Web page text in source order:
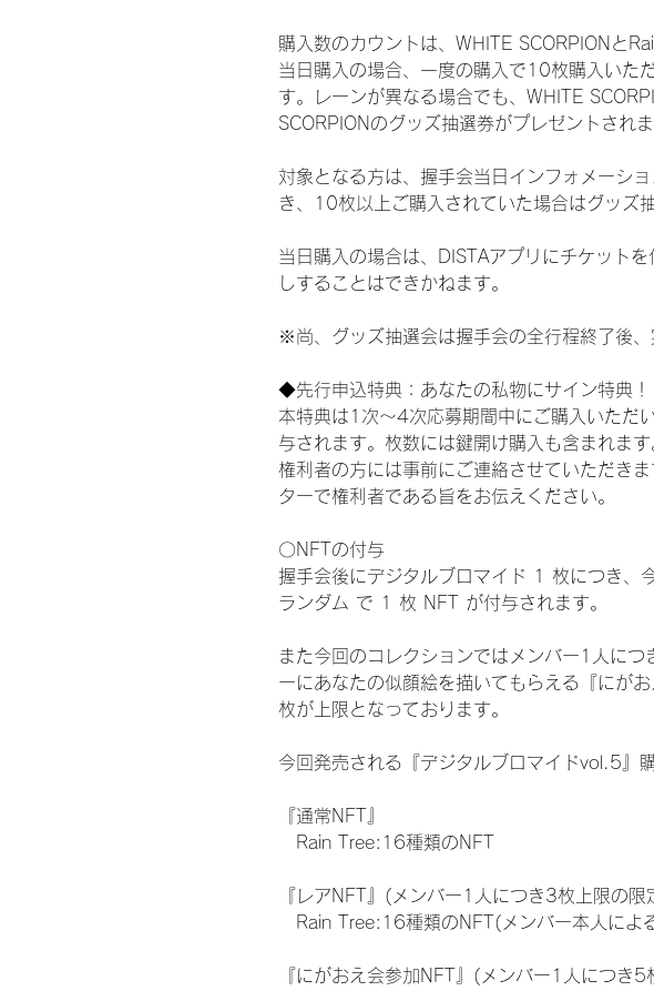
購入数のカウントは、WHITE SCORPIONと
当日購入の場合、一度の購入で10枚購入いた
す。レーンが異なる場合でも、WHITE
SCORPIONのグッズ抽選券がプレゼントされ
対象となる方は、握手会当日インフォメーシ
き、10枚以上ご購入されていた場合はグッズ
当日購入の場合は、DISTAアプリにチケット
しすることはできかねます。
※尚、グッズ抽選会は握手会の全行程終了後
◆先行申込特典：あなたの私物にサイン特典！
本特典は1次〜4次応募期間中にご購入いただ
与されます。枚数には鍵開け購入も含まれます
権利者の方には事前にご連絡させていただき
ターで権利者である旨をお伝えください。
〇NFTの付与
握手会後にデジタルブロマイド 1 枚につき、
ランダム で 1 枚 NFT が付与されます。
また今回のコレクションではメンバー1人に
ーにあなたの似顔絵を描いてもらえる『にが
枚が上限となっております。
今回発売される『デジタルブロマイドvol.5』
『通常NFT』
Rain Tree:16種類のNFT
『レアNFT』(メンバー1人につき3枚上限の限
Rain Tree:16種類のNFT(メンバー本人によ
『にがおえ会参加NFT』(メンバー1人につき5